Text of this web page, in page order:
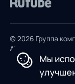
© 2026 Группа
AXELOT
Пользовательское
соглашение
Мы